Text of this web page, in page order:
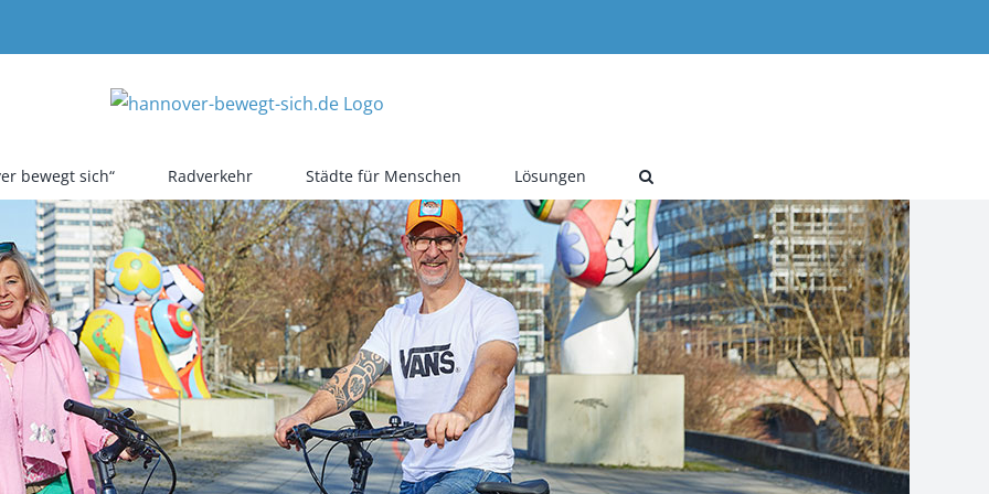
bewegt sich“ Radverkehr Städte für Menschen Lösungen